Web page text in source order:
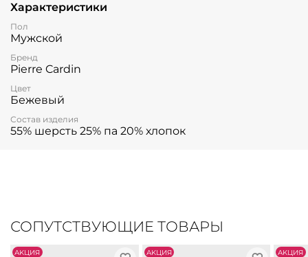
Характеристики
Пол
Мужской
Бренд
Pierre Cardin
Цвет
Бежевый
Состав изделия
55% шерсть 25% па 20% хлопок
СОПУТСТВУЮЩИЕ ТОВАРЫ
АKЦИЯ АKЦИЯ АKЦИЯ